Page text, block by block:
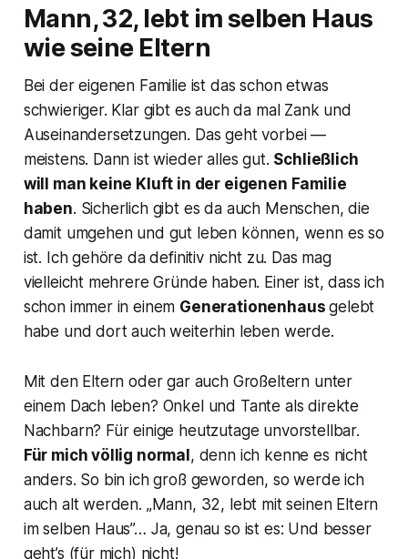
Mann, 32, lebt im selben Haus
wie seine Eltern
Bei der eigenen Familie ist das schon etwas
schwieriger. Klar gibt es auch da mal Zank und
Auseinandersetzungen. Das geht vorbei —
meistens. Dann ist wieder alles gut. Schließlich
will man keine Kluft in der eigenen Familie
haben. Sicherlich gibt es da auch Menschen, die
damit umgehen und gut leben können, wenn es so
ist. Ich gehöre da definitiv nicht zu. Das mag
vielleicht mehrere Gründe haben. Einer ist, dass ich
schon immer in einem Generationenhausgelebt
habe und dort auch weiterhin leben werde.
Mit den Eltern oder gar auch Großeltern unter
einem Dach leben? Onkel und Tante als direkte
Nachbarn? Für einige heutzutage unvorstellbar.
Für mich völlig normal , denn ich kenne es nicht
anders. So bin ich groß geworden, so werde ich
auch alt werden. „Mann, 32, lebt mit seinen Eltern
im selben Haus”… Ja, genau so ist es: Und besser
geht’s (für mich) nicht!